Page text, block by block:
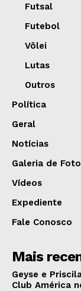
Futsal
Futebol
Vôlei
Lutas
Outros
Política
Geral
Notícias
Galeria de
Vídeos
Expediente
Fale Conosco
Mais
Geyse e
Club América